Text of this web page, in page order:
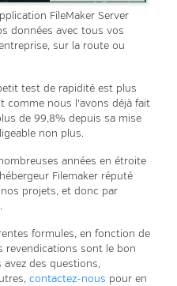
FileMaker Server
données avec tous vos
sur la route ou
test de rapidité est plus
comme nous l'avons déjà fait
de 99,8% depuis sa mise
non plus.
années en étroite
Filemaker réputé
projets, et donc par
formules, en fonction de
revendications sont le bon
avez des questions,
contactez-nous pour en